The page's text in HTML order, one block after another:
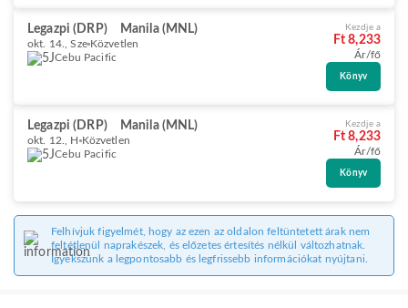
Legazpi (DRP) Manila (MNL)
okt. 14., Sze Közvetlen
Cebu Pacific
Kezdje a
Ft 8,233
Ár/fő
Könyv
Legazpi (DRP) Manila (MNL)
okt. 12., H Közvetlen
Cebu Pacific
Kezdje a
Ft 8,233
Ár/fő
Könyv
Felhívjuk figyelmét, hogy az ezen az oldalon feltüntetett árak nem
feltétlenül naprakészek, és előzetes értesítés nélkül változhatnak.
Igyekszünk a legpontosabb és legfrissebb információkat nyújtani.